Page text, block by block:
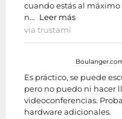
cuando estás al
n… Leer más
via trustami
Es práctico, se puede
pero no puedo ni hacer
videoconferencias.
hardware adicionales.